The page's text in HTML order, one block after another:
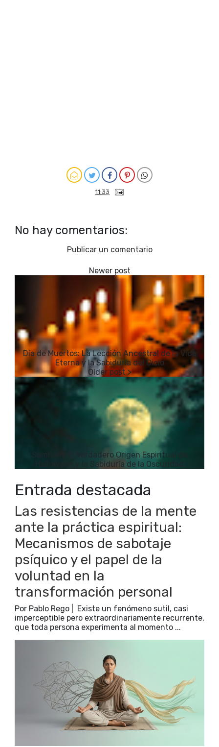
11:33
No hay comentarios:
Publicar un comentario
Día de Muertos: La Lección Ancestral de la Vida
Eterna y la Sabiduría del Ciclo
Samhain: El Verdadero Origen Espiritual de
Halloween y la Sabiduría de la Oscuridad
Entrada destacada
Las resistencias de la mente
ante la práctica espiritual:
Mecanismos de sabotaje
psíquico y el papel de la
voluntad en la
transformación personal
Por Pablo Rego | Existe un fenómeno sutil, casi
imperceptible pero extraordinariamente recurrente,
que toda persona experimenta al momento ...